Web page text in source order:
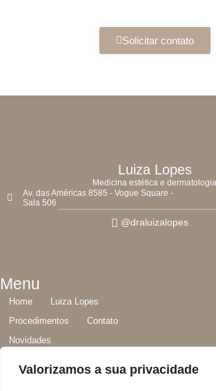
Valorizamos a sua privacidade
Solicitar contato
Luiza Lopes
Medicina estética e dermatologia
Av. das Américas 8585 - Vogue Square -
Sala 506
@draluizalopes
Menu
Home
Luiza Lopes
Procedimentos
Contato
Novidades